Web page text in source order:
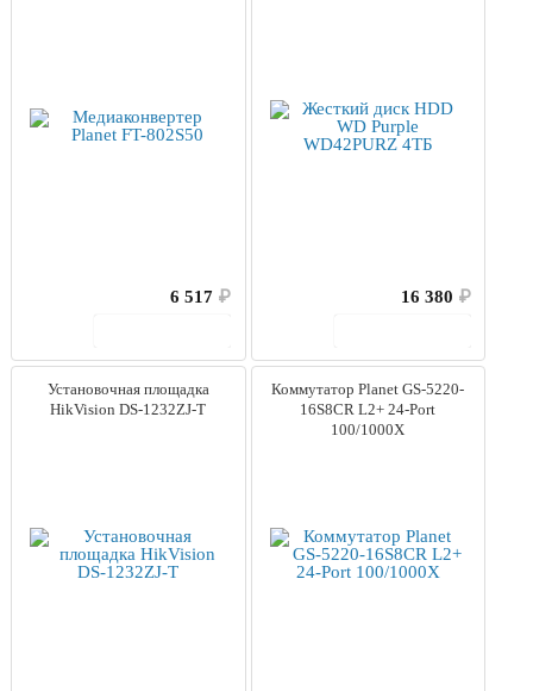
6 517 ₽
16 380 ₽
Установочная площадка
HikVision DS-1232ZJ-T
Коммутатор Planet GS-5220-
16S8CR L2+ 24-Port
100/1000X